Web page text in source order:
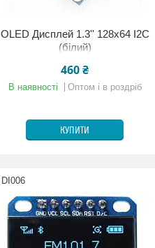
OLED Дисплей 1.3'' 128x64 I2C
(білий)
460 ₴
В наявності Оптом і в роздріб
КУПИТИ
DI006